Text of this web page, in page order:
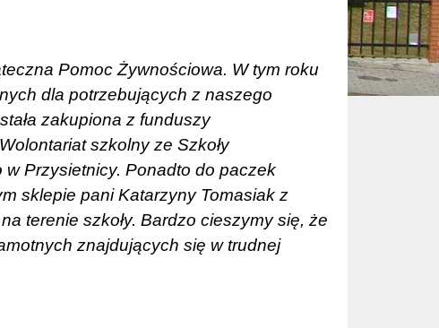
Pomoc Żywnościowa. W tym roku
dla potrzebujących z naszego
zakupiona z funduszy
szkolny ze Szkoły
Przysietnicy. Ponadto do paczek
sklepie pani Katarzyny Tomasiak z
terenie szkoły. Bardzo cieszymy się, że
znajdujących się w trudnej